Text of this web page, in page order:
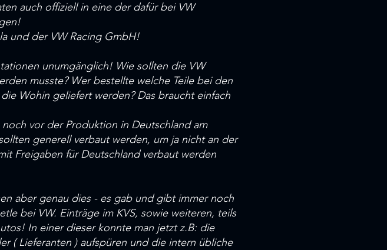
auch offiziell in eine der dafür bei VW
und der VW Racing GmbH!
unumgänglich! Wie sollten die VW
musste? Wer bestellte welche Teile bei den
Wohin geliefert werden? Das braucht einfach
vor der Produktion in Deutschland am
generell verbaut werden, um ja nicht an der
Freigaben für Deutschland verbaut werden
aber genau dies - es gab und gibt immer noch
bei VW. Einträge im KVS, sowie weiteren, teils
In einer dieser konnte man jetzt z.B: die
( Lieferanten ) aufspüren und die intern übliche